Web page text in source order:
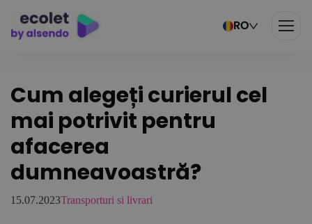
RO
Cum alegeți curierul cel
mai potrivit pentru
afacerea
dumneavoastră?
15.07.2023Transporturi si livrari